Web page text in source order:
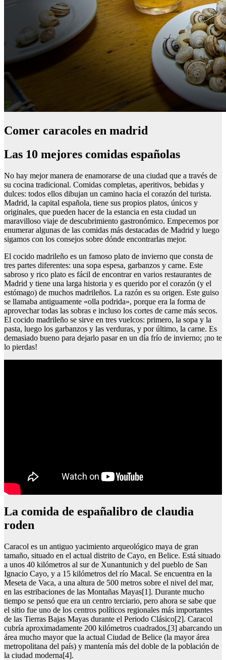
Comer caracoles en madrid
Las 10 mejores comidas españolas
No hay mejor manera de enamorarse de una ciudad que a través de
su cocina tradicional. Comidas completas, aperitivos, bebidas y
dulces: todos ellos dibujan un camino hacia el corazón del turista.
Madrid, la capital española, tiene sus propios platos, únicos y
originales, que pueden hacer de la estancia en esta ciudad un
maravilloso viaje de descubrimiento gastronómico. Empecemos por
enumerar algunas de las comidas más destacadas de Madrid y luego
sigamos con los consejos sobre dónde encontrarlas mejor.
El cocido madrileño es un famoso plato de invierno que consta de
tres partes diferentes: una sopa espesa, garbanzos y carne. Este
sabroso y rico plato es fácil de encontrar en varios restaurantes de
Madrid y tiene una larga historia y es querido por el corazón (y el
estómago) de muchos madrileños. La razón es su origen. Este guiso
se llamaba antiguamente «olla podrida», porque era la forma de
aprovechar todas las sobras e incluso los cortes de carne más secos.
El cocido madrileño se sirve en tres vuelcos: primero, la sopa y la
pasta, luego los garbanzos y las verduras, y por último, la carne. Es
demasiado bueno para dejarlo pasar en un día frío de invierno; ¡no te
lo pierdas!
La comida de españalibro de claudia
roden
Caracol es un antiguo yacimiento arqueológico maya de gran
tamaño, situado en el actual distrito de Cayo, en Belice. Está situado
a unos 40 kilómetros al sur de Xunantunich y del pueblo de San
Ignacio Cayo, y a 15 kilómetros del río Macal. Se encuentra en la
Meseta de Vaca, a una altura de 500 metros sobre el nivel del mar,
en las estribaciones de las Montañas Mayas[1]. Durante mucho
tiempo se pensó que era un centro terciario, pero ahora se sabe que
el sitio fue uno de los centros políticos regionales más importantes
de las Tierras Bajas Mayas durante el Periodo Clásico[2]. Caracol
cubría aproximadamente 200 kilómetros cuadrados,[3] abarcando un
área mucho mayor que la actual Ciudad de Belice (la mayor área
metropolitana del país) y mantenía más del doble de la población de
la ciudad moderna[4].